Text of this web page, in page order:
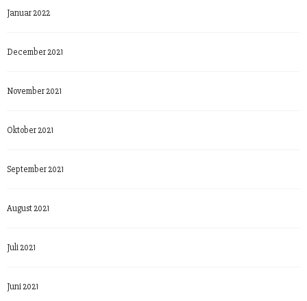
Januar 2022
December 2021
November 2021
Oktober 2021
September 2021
August 2021
Juli 2021
Juni 2021